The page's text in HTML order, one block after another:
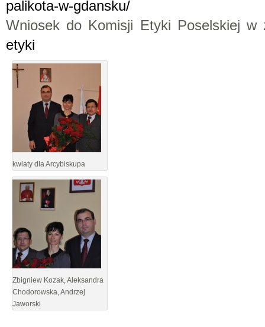
palikota-w-gdansku/
Wniosek do Komisji Etyki Poselskiej w
etyki
kwiaty dla Arcybiskupa
Zbigniew Kozak, Aleksandra
Chodorowska, Andrzej
Jaworski